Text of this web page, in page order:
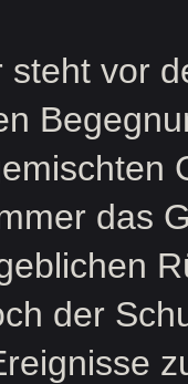
steht vor
das
der